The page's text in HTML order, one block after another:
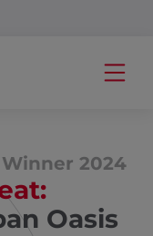
2024
Oasis